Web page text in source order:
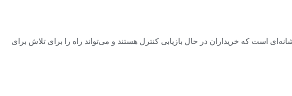
دلار است. بازپس‌گیری این منطقه اولین نشانه‌ای است که خریداران در حال بازیابی کنترل هستند و می‌تواند راه را برای تلاش برای